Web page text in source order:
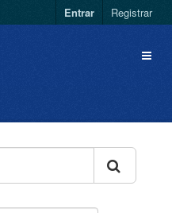
Entrar Registrar